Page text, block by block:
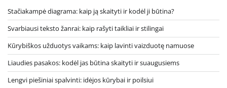
Stačiakampė diagrama: kaip ją skaityti ir kodėl ji būtina?
Svarbiausi teksto žanrai: kaip rašyti taikliai ir stilingai
Kūrybiškos užduotys vaikams: kaip lavinti vaizduotę namuose
Liaudies pasakos: kodėl jas būtina skaityti ir suaugusiems
Lengvi piešiniai spalvinti: idėjos kūrybai ir poilsiui